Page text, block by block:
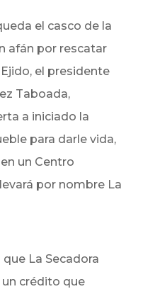
el casco de la
afán por rescatar
el presidente
Taboada,
a iniciado la
para darle vida,
un Centro
por nombre La
La Secadora
un crédito que